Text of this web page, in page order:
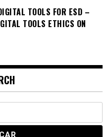
TOOLS FOR ESD –
TOOLS ETHICS ON